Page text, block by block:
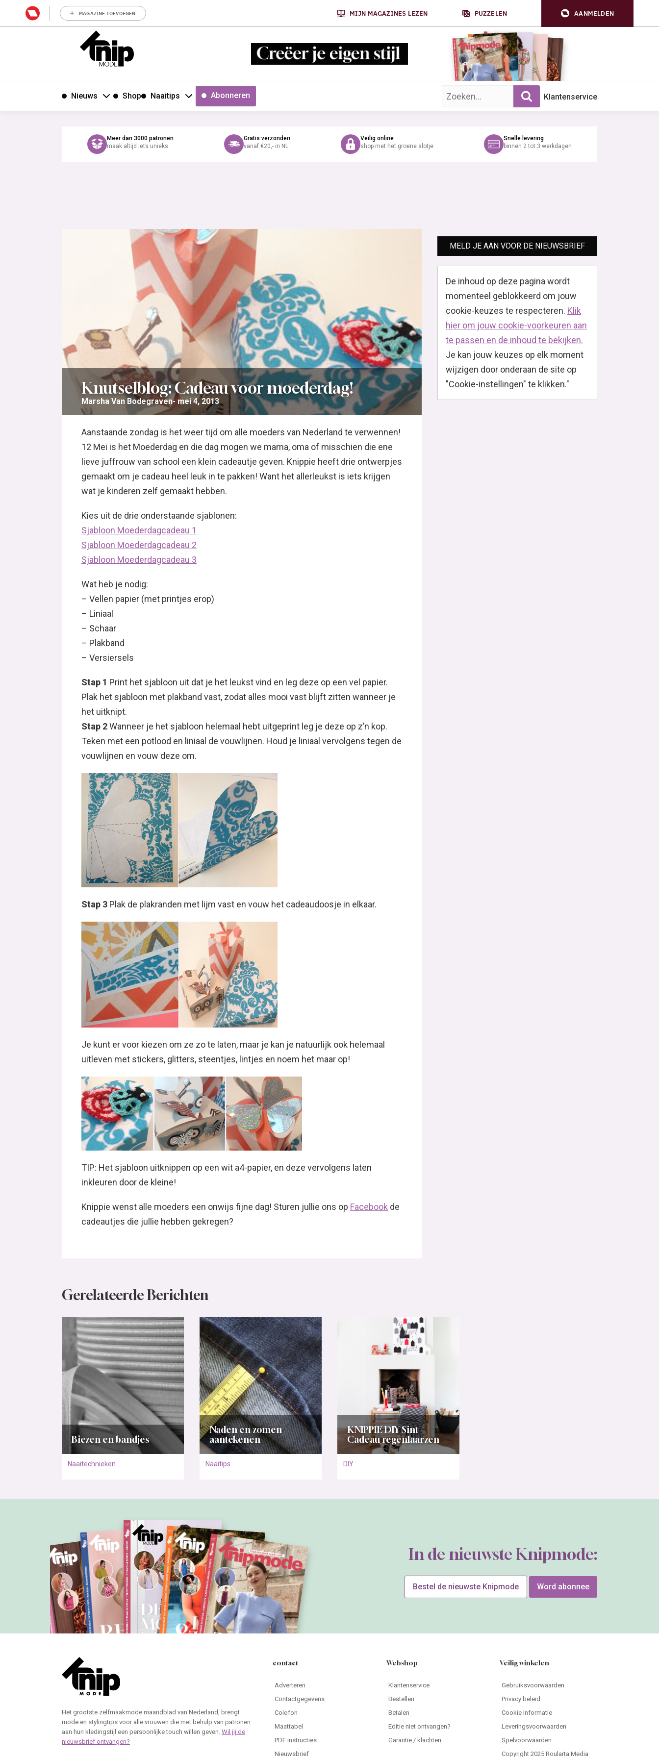
MAGAZINE TOEVOEGEN MIJN MAGAZINES LEZEN PUZZELEN AANMELDEN
Nieuws Shop Naaitips Abonneren Zoek op trefwoord: Klantenservice
Meer dan 3000 patronen
maak altijd iets unieks
Gratis verzonden
vanaf €20,- in NL
Veilig online
shop met het groene slotje
Snelle levering
binnen 2 tot 3 werkdagen
Knutselblog: Cadeau voor moederdag!
Marsha Van Bodegraven mei 4, 2013
Aanstaande zondag is het weer tijd om alle moeders van Nederland te verwennen!
12 Mei is het Moederdag en die dag mogen we mama, oma of misschien die ene
lieve juffrouw van school een klein cadeautje geven. Knippie heeft drie ontwerpjes
gemaakt om je cadeau heel leuk in te pakken! Want het allerleukst is iets krijgen
wat je kinderen zelf gemaakt hebben.
Kies uit de drie onderstaande sjablonen:
Sjabloon Moederdagcadeau 1
Sjabloon Moederdagcadeau 2
Sjabloon Moederdagcadeau 3
Wat heb je nodig:
– Vellen papier (met printjes erop)
– Liniaal
– Schaar
– Plakband
– Versiersels
Stap 1 Print het sjabloon uit dat je het leukst vind en leg deze op een vel papier.
Plak het sjabloon met plakband vast, zodat alles mooi vast blijft zitten wanneer je
het uitknipt.
Stap 2Wanneer je het sjabloon helemaal hebt uitgeprint leg je deze op z’n kop.
Teken met een potlood en liniaal de vouwlijnen. Houd je liniaal vervolgens tegen de
vouwlijnen en vouw deze om.
Stap 3 Plak de plakranden met lijm vast en vouw het cadeaudoosje in elkaar.
Je kunt er voor kiezen om ze zo te laten, maar je kan je natuurlijk ook helemaal
uitleven met stickers, glitters, steentjes, lintjes en noem het maar op!
TIP: Het sjabloon uitknippen op een wit a4-papier, en deze vervolgens laten
inkleuren door de kleine!
Knippie wenst alle moeders een onwijs fijne dag! Sturen jullie ons op Facebook de
cadeautjes die jullie hebben gekregen?
MELD JE AAN VOOR DE NIEUWSBRIEF
De inhoud op deze pagina wordt
momenteel geblokkeerd om jouw
cookie-keuzes te respecteren. Klik
hier om jouw cookie-voorkeuren aan
te passen en de inhoud te bekijken.
Je kan jouw keuzes op elk moment
wijzigen door onderaan de site op
"Cookie-instellingen" te klikken."
Gerelateerde Berichten
Biezen en bandjes
Naaitechnieken
Naden en zomen
aantekenen
Naaitips
KNIPPIE DIY Sint
Cadeau regenlaarzen
DIY
In de nieuwste Knipmode:
Bestel de nieuwste Knipmode Word abonnee
Het grootste zelfmaakmode maandblad van Nederland, brengt
mode en stylingtips voor alle vrouwen die met behulp van patronen
aan hun kledingstijl een persoonlijke touch willen geven. Wil jij de
nieuwsbrief ontvangen?
contact
Adverteren
Contactgegevens
Colofon
Maattabel
PDF instructies
Nieuwsbrief
Webshop
Klantenservice
Bestellen
Betalen
Editie niet ontvangen?
Garantie / klachten
Veilig winkelen
Gebruiksvoorwaarden
Privacy beleid
Cookie Informatie
Leveringsvoorwaarden
Spelvoorwaarden
Copyright 2025 Roularta Media